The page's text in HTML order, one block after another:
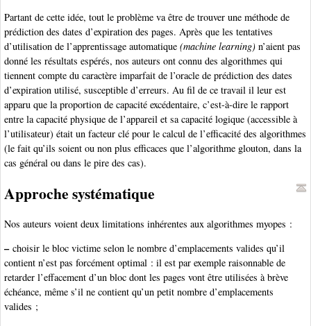
Partant de cette idée, tout le problème va être de trouver une méthode de
prédiction des dates d’expiration des pages. Après que les tentatives
d’utilisation de l’apprentissage automatique (machine learning) n’aient pas
donné les résultats espérés, nos auteurs ont connu des algorithmes qui
tiennent compte du caractère imparfait de l’oracle de prédiction des dates
d’expiration utilisé, susceptible d’erreurs. Au fil de ce travail il leur est
apparu que la proportion de capacité excédentaire, c’est-à-dire le rapport
entre la capacité physique de l’appareil et sa capacité logique (accessible à
l’utilisateur) était un facteur clé pour le calcul de l’efficacité des algorithmes
(le fait qu’ils soient ou non plus efficaces que l’algorithme glouton, dans la
cas général ou dans le pire des cas).
Approche systématique
Nos auteurs voient deux limitations inhérentes aux algorithmes myopes :
–choisir le bloc victime selon le nombre d’emplacements valides qu’il
contient n’est pas forcément optimal : il est par exemple raisonnable de
retarder l’effacement d’un bloc dont les pages vont être utilisées à brève
échéance, même s’il ne contient qu’un petit nombre d’emplacements
valides ;